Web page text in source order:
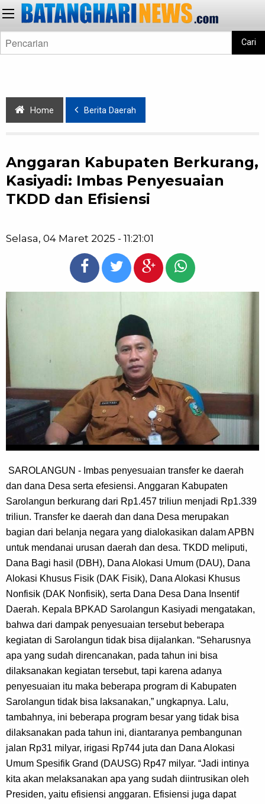
Cari
Home Berita Daerah
Anggaran Kabupaten Berkurang,
Kasiyadi: Imbas Penyesuaian
TKDD dan Efisiensi
Selasa, 04 Maret 2025 - 11:21:01
SAROLANGUN - Imbas penyesuaian transfer ke daerah
dan dana Desa serta efesiensi. Anggaran Kabupaten
Sarolangun berkurang dari Rp1.457 triliun menjadi Rp1.339
triliun. Transfer ke daerah dan dana Desa merupakan
bagian dari belanja negara yang dialokasikan dalam APBN
untuk mendanai urusan daerah dan desa. TKDD meliputi,
Dana Bagi hasil (DBH), Dana Alokasi Umum (DAU), Dana
Alokasi Khusus Fisik (DAK Fisik), Dana Alokasi Khusus
Nonfisik (DAK Nonfisik), serta Dana Desa Dana Insentif
Daerah. Kepala BPKAD Sarolangun Kasiyadi mengatakan,
bahwa dari dampak penyesuaian tersebut beberapa
kegiatan di Sarolangun tidak bisa dijalankan. “Seharusnya
apa yang sudah direncanakan, pada tahun ini bisa
dilaksanakan kegiatan tersebut, tapi karena adanya
penyesuaian itu maka beberapa program di Kabupaten
Sarolangun tidak bisa laksanakan,” ungkapnya. Lalu,
tambahnya, ini beberapa program besar yang tidak bisa
dilaksanakan pada tahun ini, diantaranya pembangunan
jalan Rp31 milyar, irigasi Rp744 juta dan Dana Alokasi
Umum Spesifik Grand (DAUSG) Rp47 milyar. “Jadi intinya
kita akan melaksanakan apa yang sudah diintrusikan oleh
Presiden, yaitu efisiensi anggaran. Efisiensi juga dapat